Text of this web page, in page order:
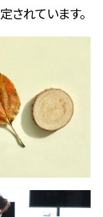
されています。